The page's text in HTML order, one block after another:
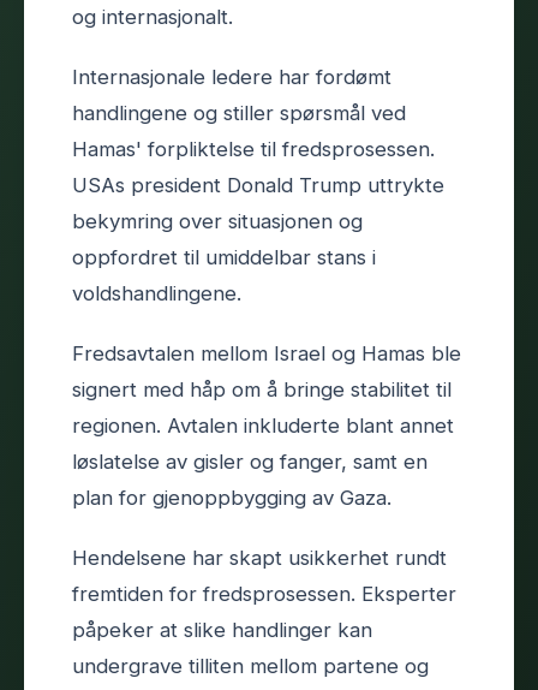
og internasjonalt.
Internasjonale ledere har fordømt
handlingene og stiller spørsmål ved
Hamas' forpliktelse til fredsprosessen.
USAs president Donald Trump uttrykte
bekymring over situasjonen og
oppfordret til umiddelbar stans i
voldshandlingene.
Fredsavtalen mellom Israel og Hamas ble
signert med håp om å bringe stabilitet til
regionen. Avtalen inkluderte blant annet
løslatelse av gisler og fanger, samt en
plan for gjenoppbygging av Gaza.
Hendelsene har skapt usikkerhet rundt
fremtiden for fredsprosessen. Eksperter
påpeker at slike handlinger kan
undergrave tilliten mellom partene og